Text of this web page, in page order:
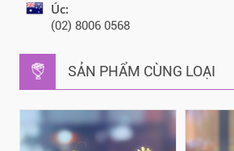
Úc:
(02) 8006 0568
SẢN PHẨM CÙNG LOẠI